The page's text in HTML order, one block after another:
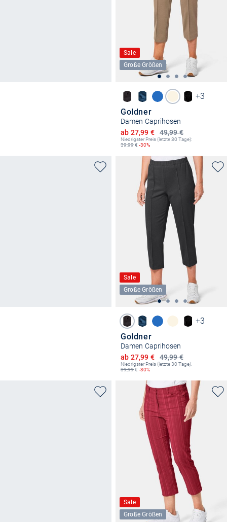
Sale
Große Größen
+3
Goldner
Damen Caprihosen
49,99 €
Ermäßigter Preis
ab 27,99 €
Niedrigster Preis (letzte 30 Tage):
39,99€ -30%
Sale
Große Größen
+3
Goldner
Damen Caprihosen
49,99 €
Ermäßigter Preis
ab 27,99 €
Niedrigster Preis (letzte 30 Tage):
39,99€ -30%
Sale
Große Größen